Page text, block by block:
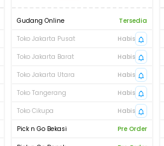
Gudang Online
Tersedia
Toko Jakarta Pusat
Habis
Toko Jakarta Barat
Habis
Toko Jakarta Utara
Habis
Toko Tangerang
Habis
Toko Cikupa
Habis
Pick n Go Bekasi
Pre Order